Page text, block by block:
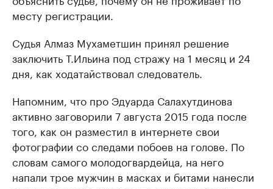
месту регистрации.
Судья Алмаз Мухаметшин принял решение
заключить Т.Ильина под стражу на 1 месяц и 24
дня, как ходатайствовал следователь.
Напомним, что про Эдуарда Салахутдинова
активно заговорили 7 августа 2015 года после
того, как он разместил в интернете свои
фотографии со следами побоев на голове. По
словам самого молодогвардейца, на него
напали трое мужчин в масках и битами нанесли